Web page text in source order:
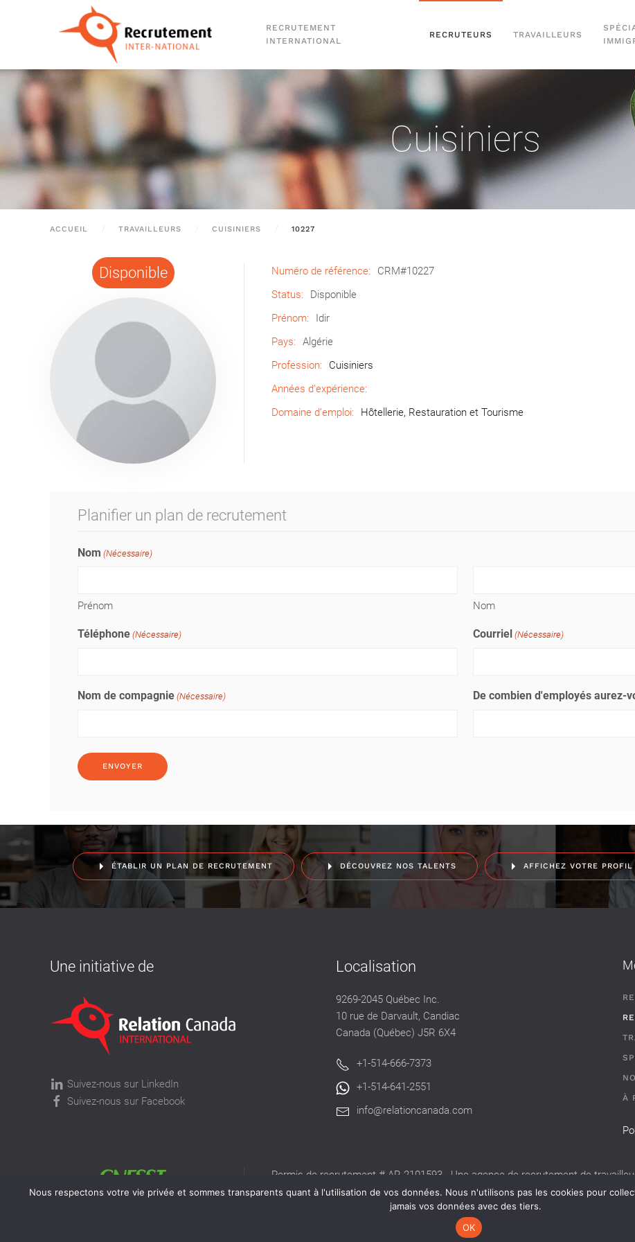
Passer au contenu principal
RECRUTEMENT
INTERNATIONAL
RECRUTEURS TRAVAILLEURS
Cuisiniers
ACCUEIL TRAVAILLEURS CUISINIERS 10227
Disponible Numéro de référence:
CRM#10227
Status:
Disponible
Prénom:
Idir
Pays:
Algérie
Profession:
Cuisiniers
Années d’expérience:
Domaine d’emploi:
Hôtellerie, Restauration et Tourisme
Planifier un plan de recrutement
Nom (Nécessaire)
Prénom Nom
Téléphone (Nécessaire) Courriel (Nécessaire)
Nom de compagnie (Nécessaire) De combien d'employés aurez-
ÉTABLIR UN PLAN DE RECRUTEMENT DÉCOUVREZ NOS TALENTS AFFICHEZ VOTRE
Une initiative de
Suivez-nous sur LinkedIn
Suivez-nous sur Facebook
Localisation
9269-2045 Québec Inc.
10 rue de Darvault, Candiac
Canada (Québec) J5R 6X4
+1-514-666-7373
+1-514-641-2551
info@relationcanada.com
À
Permis de recrutement # AR-2101593 - Une agence de recrutement de
permis valide délivré par la CNESST pour exercer ses activités au Québec.
Nous respectons votre vie privée et sommes transparents quant à l'utilisation de vos données. Nous n'utilisons pas les cookies pour
jamais vos données avec des tiers.
OK